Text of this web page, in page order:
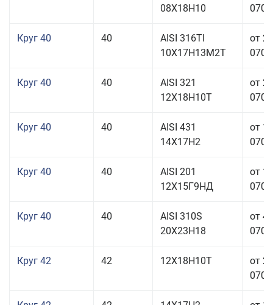
08Х18Н10
Круг 40 40
AISI 316TI
10Х17Н13М2Т
от
Круг 40 40
AISI 321
12Х18Н10Т
от
Круг 40 40
AISI 431
14Х17Н2
от
Круг 40 40
AISI 201
12Х15Г9НД
от
Круг 40 40
AISI 310S
20Х23Н18
от
Круг 42 42 12Х18Н10Т
от